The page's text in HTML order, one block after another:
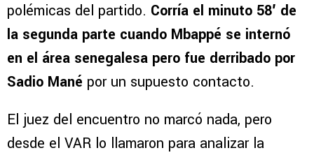
polémicas del partido. Corría el minuto 58′ de
la segunda parte cuando Mbappé se internó
en el área senegalesa pero fue derribado por
Sadio Mané por un supuesto contacto.
El juez del encuentro no marcó nada, pero
desde el VAR lo llamaron para analizar la